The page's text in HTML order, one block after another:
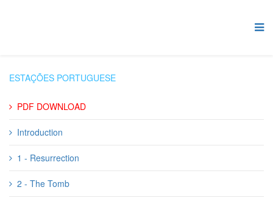
ESTAÇÕES PORTUGUESE
PDF DOWNLOAD
Introduction
1 - Resurrection
2 - The Tomb